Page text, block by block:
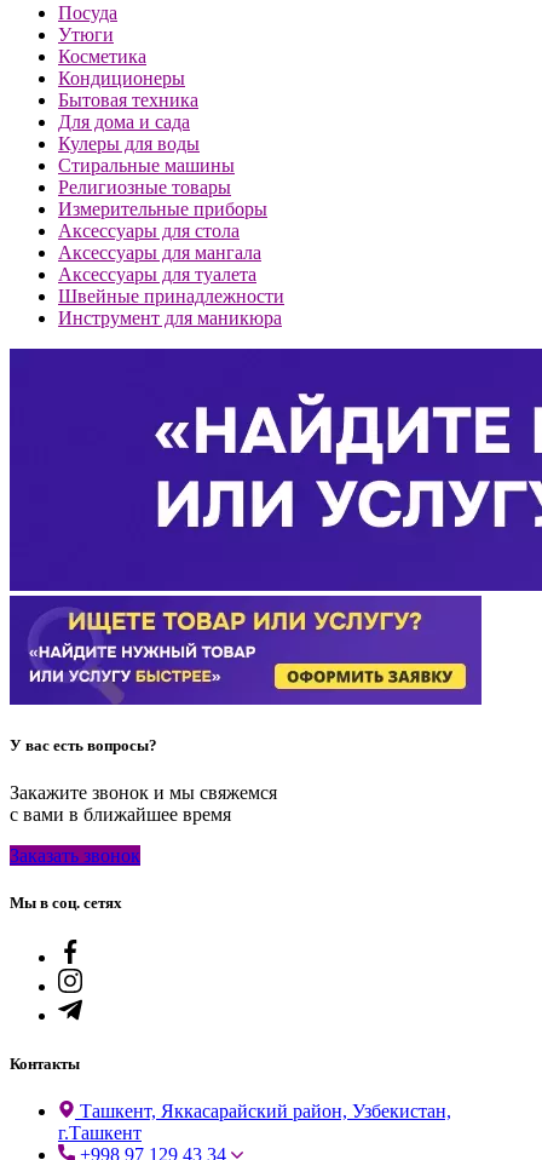
Посуда
Утюги
Косметика
Кондиционеры
Бытовая техника
Для дома и сада
Кулеры для воды
Стиральные машины
Религиозные товары
Измерительные приборы
Аксессуары для стола
Аксессуары для мангала
Аксессуары для туалета
Швейные принадлежности
Инструмент для маникюра
У вас есть вопросы?
Закажите звонок и мы свяжемся
с вами в ближайшее время
Заказать звонок
Мы в соц. сетях
Контакты
Ташкент, Яккасарайский район, Узбекистан,
г.Ташкент
+998 97 129 43 34